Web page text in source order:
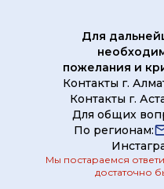
Для
пожелания и
Контакты г.
Контакты г.
Для общих
По регионам:
Мы постараемся
достаточно